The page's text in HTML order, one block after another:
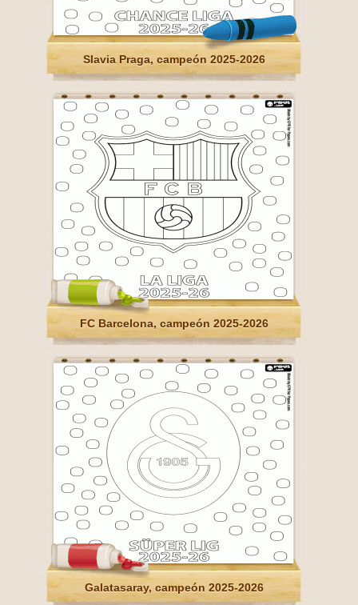
Slavia Praga, campeón 2025-2026
FC Barcelona, campeón 2025-2026
Galatasaray, campeón 2025-2026